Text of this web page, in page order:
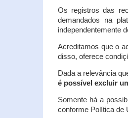
Os registros das
demandados na
independentemente
Acreditamos que o
disso, oferece
Dada a relevância
é possível excluir
Somente há a
conforme Política de